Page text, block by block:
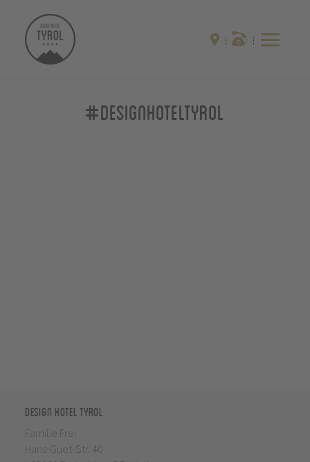
#designhoteltyrol
Design Hotel Tyrol
Familie Frei
Hans-Guet-Str. 40